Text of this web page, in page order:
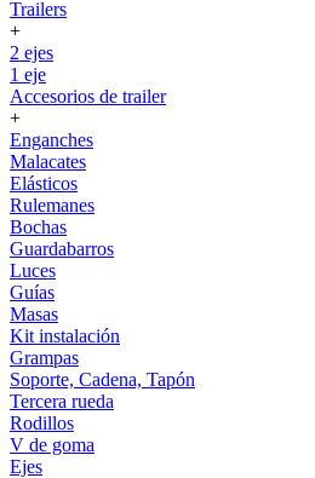
Trailers
+
2 ejes
1 eje
Accesorios de trailer
+
Enganches
Malacates
Elásticos
Rulemanes
Bochas
Guardabarros
Luces
Guías
Masas
Kit instalación
Grampas
Soporte, Cadena, Tapón
Tercera rueda
Rodillos
V de goma
Ejes